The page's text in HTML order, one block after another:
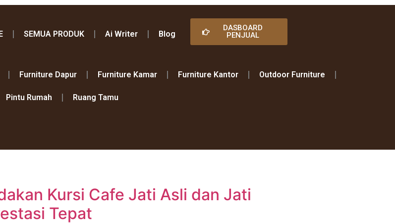
SEMUA PRODUK Ai Writer Blog
DASBOARD
PENJUAL
Furniture Dapur Furniture Kamar Furniture Kantor Outdoor Furniture
Pintu Rumah Ruang Tamu
Kursi Cafe Jati Asli dan Jati
Tepat